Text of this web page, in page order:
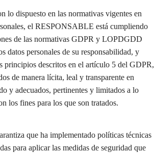
lo dispuesto en las normativas vigentes en
el RESPONSABLE está cumpliendo
de las normativas GDPR y LOPDGDD
datos personales de su responsabilidad, y
principios descritos en el artículo 5 del GDPR,
de manera lícita, leal y transparente en
y adecuados, pertinentes y limitados a lo
los fines para los que son tratados.
que ha implementado políticas técnicas
para aplicar las medidas de seguridad que